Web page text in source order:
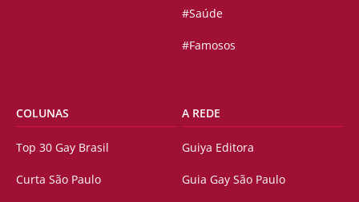
#Saúde
#Famosos
COLUNAS
Top 30 Gay Brasil
Curta São Paulo
A REDE
Guiya Editora
Guia Gay São Paulo